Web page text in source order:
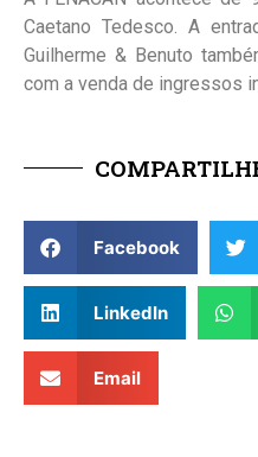
Caetano Tedesco. A
Guilherme & Benuto
com a venda de ingressos
Facebook
LinkedIn
Email